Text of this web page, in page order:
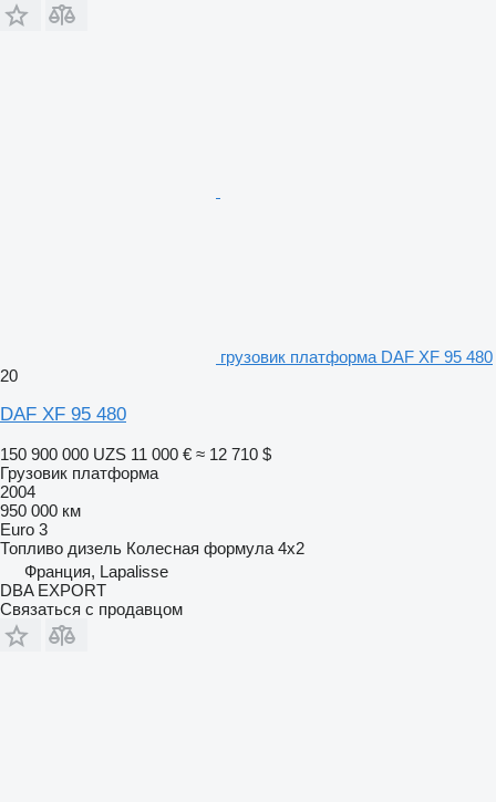
грузовик платформа DAF XF 95 480
20
DAF XF 95 480
150 900 000 UZS 11 000 € ≈ 12 710 $
Грузовик платформа
2004
950 000 км
Euro 3
Топливо дизель Колесная формула 4x2
Франция, Lapalisse
DBA EXPORT
Связаться с продавцом